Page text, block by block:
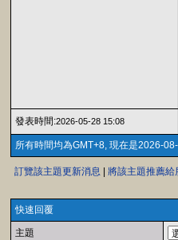
發表時間:2026-05-28 15:08
所有時間均為GMT+8, 現在是2026-
訂覽該主題更新消息 將該主題推薦給
快速回覆
主題